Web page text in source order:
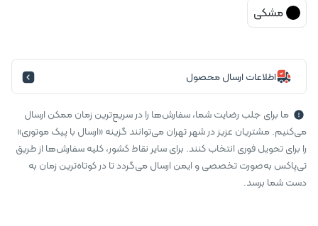
مشکی
اطلاعات ارسال محصول
ما برای جلب رضایت شما، سفارش‌ها را در سریع‌ترین زمان ممکن ارسال
می‌کنیم. مشتریان عزیز در شهر تهران می‌توانند گزینه «ارسال با پیک موتوری»
را برای تحویل فوری انتخاب کنند. برای سایر نقاط کشور، کلیه سفارش‌ها از طریق
تی‌پاکس به‌صورت تخصصی و ایمن ارسال می‌گردد تا در کوتاه‌ترین زمان به
دست شما برسد.